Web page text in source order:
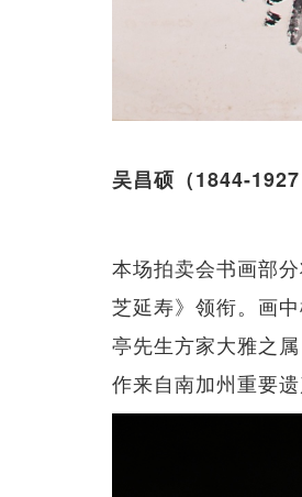
吴昌硕（1844-
本场拍卖会书画部
芝延寿》领衔。画
亭先生方家大雅之
作来自南加州重要